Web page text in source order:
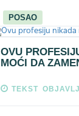
POSAO
OVU
MOĆI DA
TEKST